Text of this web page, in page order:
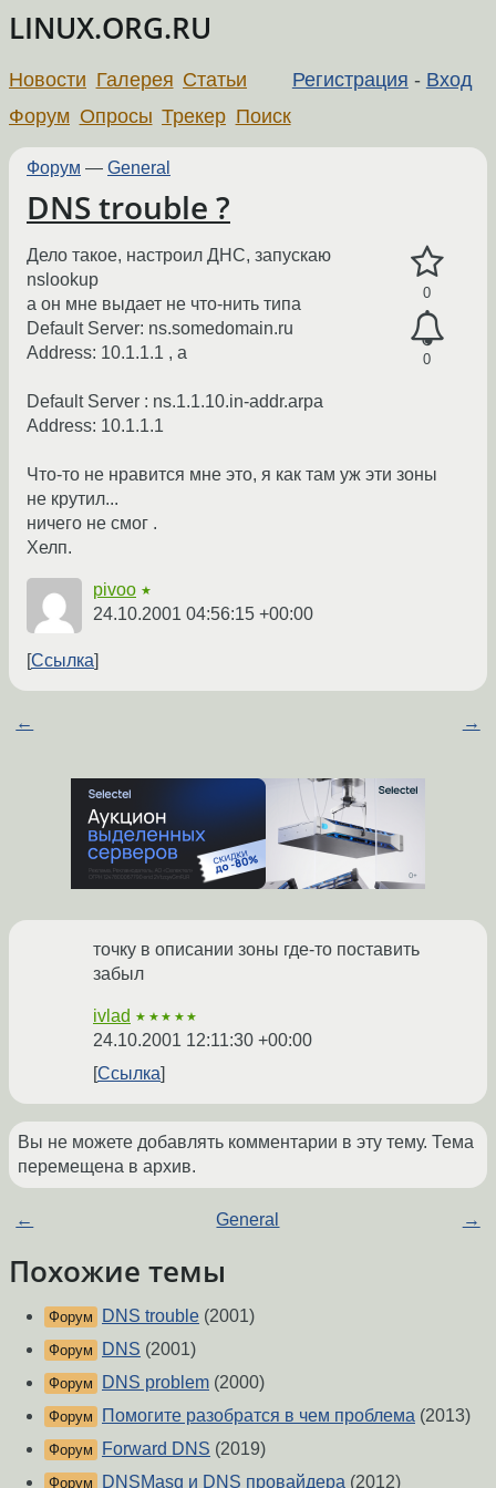
LINUX.ORG.RU
Регистрация - Вход
Новости Галерея Статьи
Форум Опросы Трекер Поиск
Форум — General
DNS trouble ?
0
0
Дело такое, настроил ДНС, запускаю
nslookup
а он мне выдает не что-нить типа
Default Server: ns.somedomain.ru
Address: 10.1.1.1 , a
Default Server : ns.1.1.10.in-addr.arpa
Address: 10.1.1.1
Что-то не нравится мне это, я как там уж эти зоны
не крутил...
ничего не смог .
Хелп.
pivoo ★
24.10.2001 04:56:15 +00:00
Ссылка
← →
точку в описании зоны где-то поставить
забыл
ivlad ★★★★★
24.10.2001 12:11:30 +00:00
Ссылка
Вы не можете добавлять комментарии в эту тему. Тема
перемещена в архив.
← General →
Похожие темы
Форум DNS trouble (2001)
Форум DNS (2001)
Форум DNS problem (2000)
Форум Помогите разобратся в чем проблема (2013)
Форум Forward DNS (2019)
Форум DNSMasq и DNS провайдера (2012)